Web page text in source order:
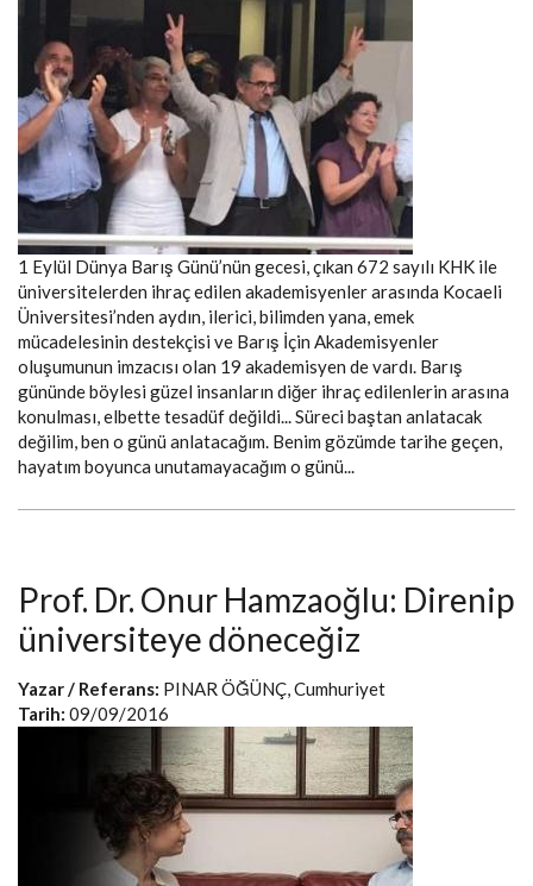
1 Eylül Dünya Barış Günü’nün gecesi, çıkan 672 sayılı KHK ile
üniversitelerden ihraç edilen akademisyenler arasında Kocaeli
Üniversitesi’nden aydın, ilerici, bilimden yana, emek
mücadelesinin destekçisi ve Barış İçin Akademisyenler
oluşumunun imzacısı olan 19 akademisyen de vardı. Barış
gününde böylesi güzel insanların diğer ihraç edilenlerin arasına
konulması, elbette tesadüf değildi... Süreci baştan anlatacak
değilim, ben o günü anlatacağım. Benim gözümde tarihe geçen,
hayatım boyunca unutamayacağım o günü...
Prof. Dr. Onur Hamzaoğlu: Direnip
üniversiteye döneceğiz
Yazar / Referans: PINAR ÖĞÜNÇ, Cumhuriyet
Tarih: 09/09/2016